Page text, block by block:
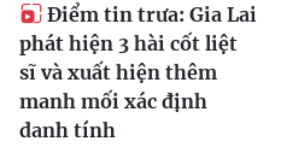
Điểm tin trưa: Gia Lai
phát hiện 3 hài cốt liệt
sĩ và xuất hiện thêm
manh mối xác định
danh tính